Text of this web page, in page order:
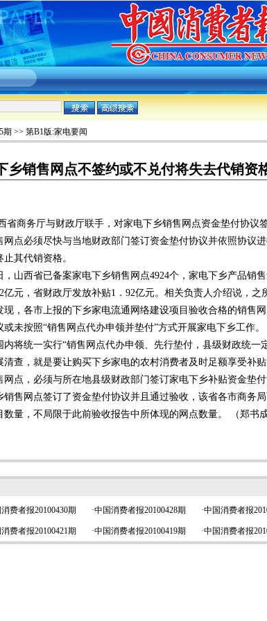
期 >> 第B1版:家电要闻
乡销售网点不签约或不兑付将失去代销资
商务厅与财政厅联手，对家电下乡销售网点资金垫付协议
点必须尽快与当地财政部门签订资金垫付协议并依照协议
其代销资格。
西省已备案家电下乡销售网点4924个，家电下乡产品销售
亿元，省财政厅发放补贴1．92亿元。相关负责人介绍说，之
，各市上报的下乡家电流通网络建设项目验收合格的销售
未按照“销售网点代办申领并垫付”方式开展家电下乡工作。
统一实行“销售网点代办申领、先行垫付，县级财政统一
查，就是要让购买下乡家电的农村消费者及时足额享受补
点，必须与所在地县级财政部门签订家电下乡补贴资金垫
售网点签订了资金垫付协议并且通过验收，该省各市商务
量，不局限于此前验收报告中所体现的网点数量。 （郑书成
费者报20100430期 ·中国消费者报20100428期 ·中国消费者报
费者报20100421期 ·中国消费者报20100419期 ·中国消费者报